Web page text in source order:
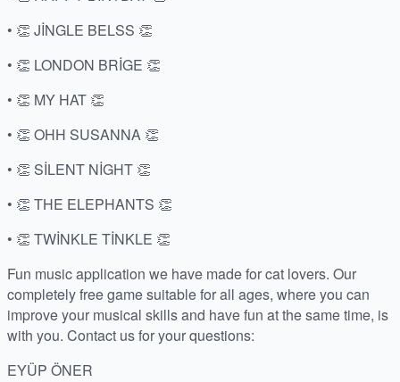
• 👏 JİNGLE BELSS 👏
• 👏 LONDON BRİGE 👏
• 👏 MY HAT 👏
• 👏 OHH SUSANNA 👏
• 👏 SİLENT NİGHT 👏
• 👏 THE ELEPHANTS 👏
• 👏 TWİNKLE TİNKLE 👏
Fun music application we have made for cat lovers. Our
completely free game suitable for all ages, where you can
improve your musical skills and have fun at the same time, is
with you. Contact us for your questions:
EYÜP ÖNER